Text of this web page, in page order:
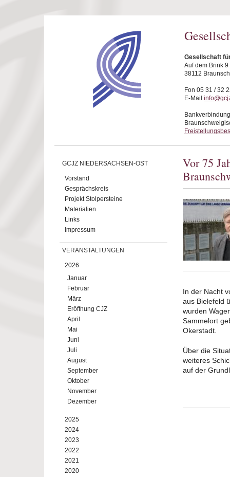
Gesellschaft
Auf dem Brink 9
38112
Fon 05 31 / 32
E-Mail
GCJZ NIEDERSACHSEN-OST
Vorstand
Gesprächskreis
Projekt Stolpersteine
Materialien
Links
Impressum
VERANSTALTUNGEN
2026
Januar
Februar
März
Eröffnung CJZ
April
Mai
Juni
Juli
August
September
Oktober
November
Dezember
2025
2024
2023
2022
2021
2020
Vor 75
In der Nacht
aus Bielefeld
wurden
Sammelort
Okerstadt.
Über die
weiteres
auf der